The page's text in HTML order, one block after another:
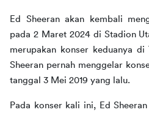
Ed Sheeran akan kembali
pada 2 Maret 2024 di Stadion
merupakan konser keduanya di
Sheeran pernah menggelar
tanggal 3 Mei 2019 yang lalu.
Pada konser kali ini, Ed